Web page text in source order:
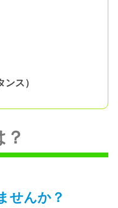
ス）
せんか？